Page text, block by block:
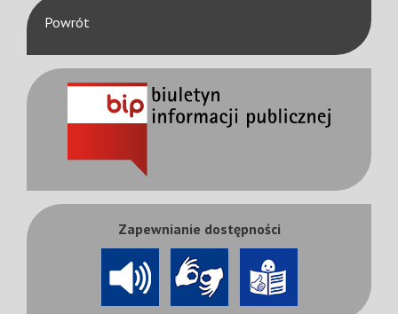
Powrót
Zapewnianie dostępności